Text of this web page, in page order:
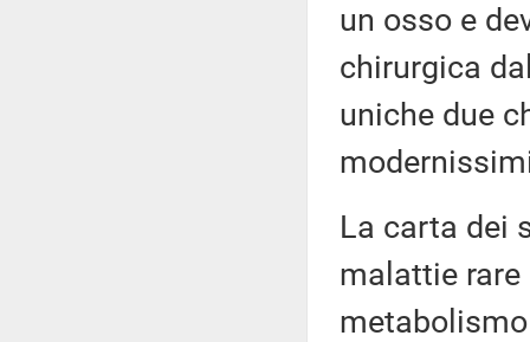
un osso e
chirurgica
uniche due
La carta dei
malattie